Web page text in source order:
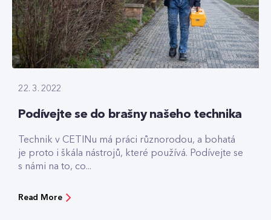
22. 3. 2022
Podívejte se do brašny našeho technika
Technik v CETINu má práci různorodou, a bohatá
je proto i škála nástrojů, které používá. Podívejte se
s námi na to, co...
Read More